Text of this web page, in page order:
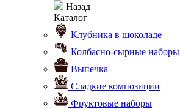
Назад
Каталог
Клубника в шоколаде
Колбасно-сырные наборы
Выпечка
Сладкие композиции
Фруктовые наборы